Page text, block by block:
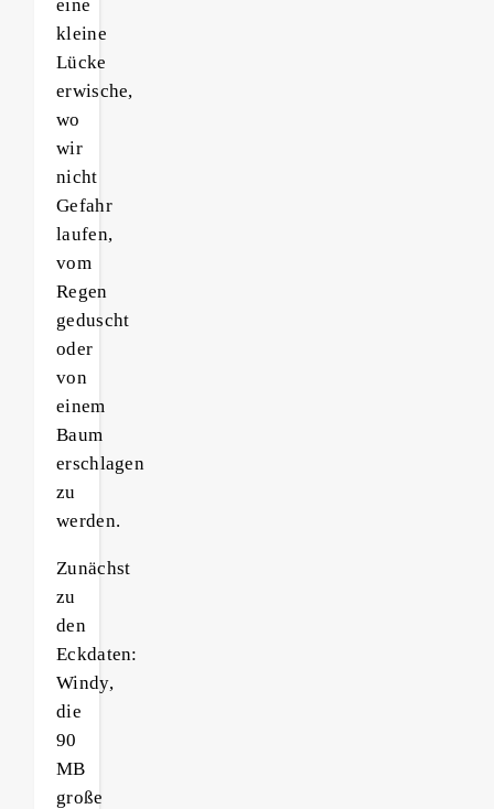
eine
kleine
Lücke
erwische,
wo
wir
nicht
Gefahr
laufen,
vom
Regen
geduscht
oder
von
einem
Baum
erschlagen
zu
werden.
Zunächst
zu
den
Eckdaten:
Windy,
die
90
MB
große